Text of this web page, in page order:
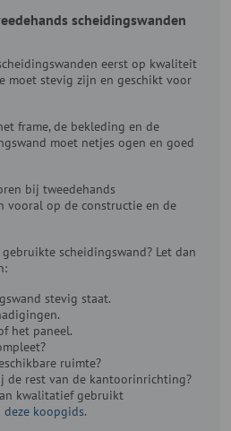
scheidingswanden
eerst op kwaliteit
moet stevig zijn en geschikt voor
frame, de bekleding en de
moet netjes ogen en goed
bij tweedehands
vooral op de constructie en de
scheidingswand? Let dan
stevig staat.
het paneel.
ruimte?
de rest van de kantoorinrichting?
kwalitatief gebruikt
deze koopgids.